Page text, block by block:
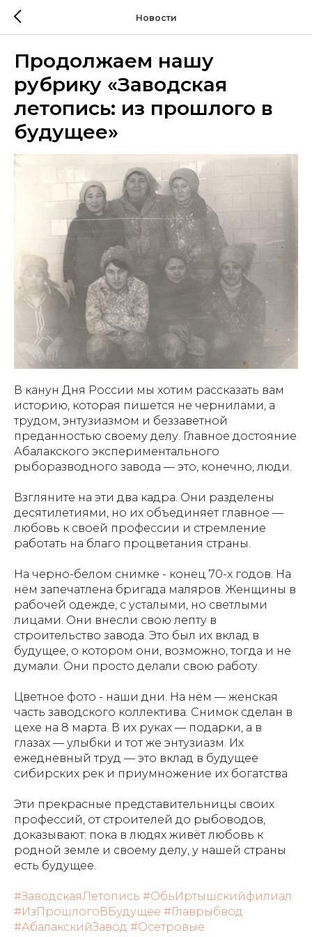
Новости
Продолжаем нашу
рубрику «Заводская
летопись: из прошлого в
будущее»
В канун Дня России мы хотим рассказать вам
историю, которая пишется не чернилами, а
трудом, энтузиазмом и беззаветной
преданностью своему делу. Главное достояние
Абалакского экспериментального
рыборазводного завода — это, конечно, люди.
Взгляните на эти два кадра. Они разделены
десятилетиями, но их объединяет главное —
любовь к своей профессии и стремление
работать на благо процветания страны.
На черно-белом снимке - конец 70-х годов. На
нём запечатлена бригада маляров. Женщины в
рабочей одежде, с усталыми, но светлыми
лицами. Они внесли свою лепту в
строительство завода. Это был их вклад в
будущее, о котором они, возможно, тогда и не
думали. Они просто делали свою работу.
Цветное фото - наши дни. На нём — женская
часть заводского коллектива. Снимок сделан в
цехе на 8 марта. В их руках — подарки, а в
глазах — улыбки и тот же энтузиазм. Их
ежедневный труд — это вклад в будущее
сибирских рек и приумножение их богатства
Эти прекрасные представительницы своих
профессий, от строителей до рыбоводов,
доказывают: пока в людях живёт любовь к
родной земле и своему делу, у нашей страны
есть будущее.
#ЗаводскаяЛетопись #ОбьИртышскийфилиал
#ИзПрошлогоВБудущее #Главрыбвод
#АбалакскийЗавод #Осетровые